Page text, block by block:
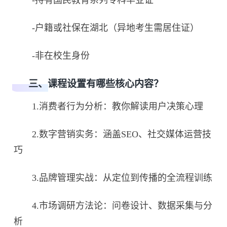
-户籍或社保在湖北（异地考生需居住证）
-非在校生身份
三、课程设置有哪些核心内容？
1.消费者行为分析：教你解读用户决策心理
2.数字营销实务：涵盖SEO、社交媒体运营技
巧
3.品牌管理实战：从定位到传播的全流程训练
4.市场调研方法论：问卷设计、数据采集与分
析